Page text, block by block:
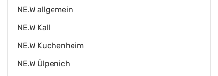
NE.W allgemein
NE.W Kall
NE.W Kuchenheim
NE.W Ülpenich